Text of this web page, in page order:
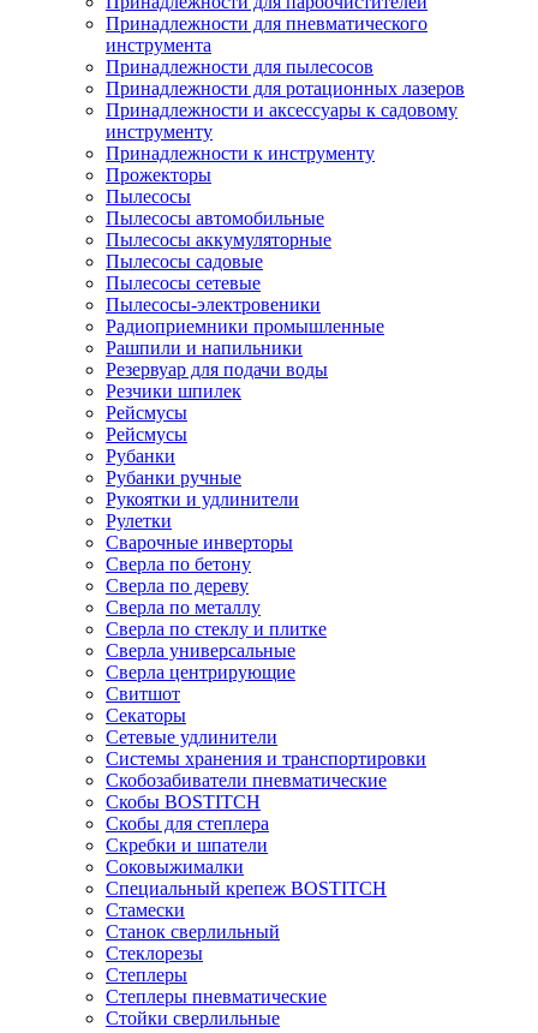
Принадлежности для пневматического
инструмента
Принадлежности для пылесосов
Принадлежности для ротационных лазеров
Принадлежности и аксессуары к садовому
инструменту
Принадлежности к инструменту
Прожекторы
Пылесосы
Пылесосы автомобильные
Пылесосы аккумуляторные
Пылесосы садовые
Пылесосы сетевые
Пылесосы-электровеники
Радиоприемники промышленные
Рашпили и напильники
Резервуар для подачи воды
Резчики шпилек
Рейсмусы
Рейсмусы
Рубанки
Рубанки ручные
Рукоятки и удлинители
Рулетки
Сварочные инверторы
Сверла по бетону
Сверла по дереву
Сверла по металлу
Сверла по стеклу и плитке
Сверла универсальные
Сверла центрирующие
Свитшот
Секаторы
Сетевые удлинители
Системы хранения и транспортировки
Скобозабиватели пневматические
Скобы BOSTITCH
Скобы для степлера
Скребки и шпатели
Соковыжималки
Специальный крепеж BOSTITCH
Стамески
Станок сверлильный
Стеклорезы
Степлеры
Степлеры пневматические
Стойки сверлильные